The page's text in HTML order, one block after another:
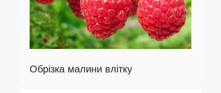
Обрізка малини влітку